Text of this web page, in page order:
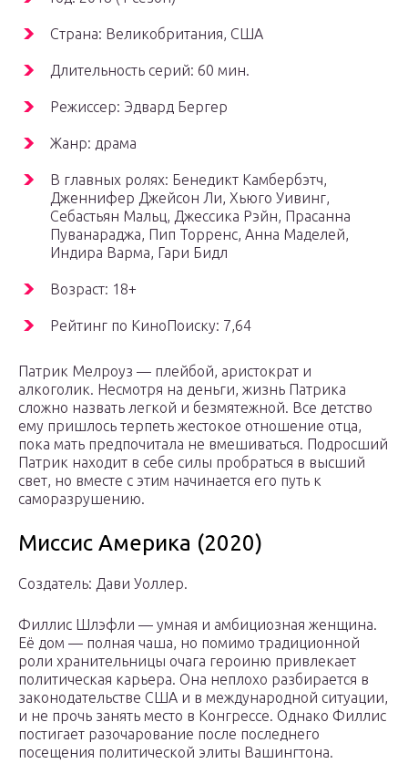
Страна: Великобритания, США
Длительность серий: 60 мин.
Режиссер: Эдвард Бергер
Жанр: драма
В главных ролях: Бенедикт Камбербэтч,
Дженнифер Джейсон Ли, Хьюго Уивинг,
Себастьян Мальц, Джессика Рэйн, Прасанна
Пуванараджа, Пип Торренс, Анна Маделей,
Индира Варма, Гари Бидл
Возраст: 18+
Рейтинг по КиноПоиску: 7,64
Патрик Мелроуз — плейбой, аристократ и
алкоголик. Несмотря на деньги, жизнь Патрика
сложно назвать легкой и безмятежной. Все детство
ему пришлось терпеть жестокое отношение отца,
пока мать предпочитала не вмешиваться. Подросший
Патрик находит в себе силы пробраться в высший
свет, но вместе с этим начинается его путь к
саморазрушению.
Миссис Америка (2020)
Создатель: Дави Уоллер.
Филлис Шлэфли — умная и амбициозная женщина.
Её дом — полная чаша, но помимо традиционной
роли хранительницы очага героиню привлекает
политическая карьера. Она неплохо разбирается в
законодательстве США и в международной ситуации,
и не прочь занять место в Конгрессе. Однако Филлис
постигает разочарование после последнего
посещения политической элиты Вашингтона.